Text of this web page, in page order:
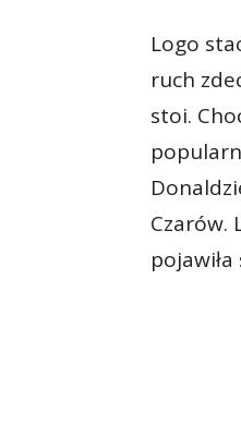
Logo
ruch
stoi.
Czarów.